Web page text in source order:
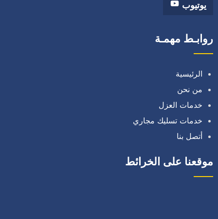
يوتيوب
روابـط مهمـة
الرئيسية
من نحن
خدمات العزل
خدمات تسليك مجاري
أتصل بنا
موقعنا على الخرائط